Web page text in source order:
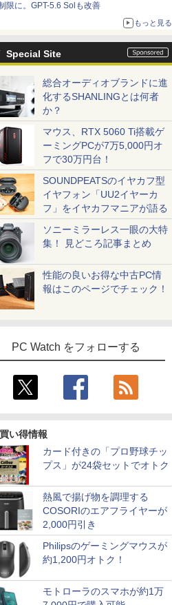
限に。GPT-5.6 Solも改善
もっと見る
Special Site
総合オーディオブランドに進
化するSHANLINGとは何者
か？
マウス、RTX 5060 Ti搭載ゲ
ーミングPCが7万5,000円オ
フで30万円台！
SOUNDPEATSのイヤカフ型
イヤフォン「UU2イヤーカ
フ」をイヤカフマニアが語る
ソニーミラーレス一眼の大特
集！ 見どころ記事まとめ
性能の良いお得な中古PC情
報はこのページでチェック！
PC Watch をフォローする
い得情報
カード付きの「プロ野球チッ
プス」が24袋セットでオトク
熱風で揚げ物を調理する
COSORIのエアフライヤーが
2,000円引き
Philipsのゲーミングマウスが
約1,200円オトク！
モトローラのスマホが約1万